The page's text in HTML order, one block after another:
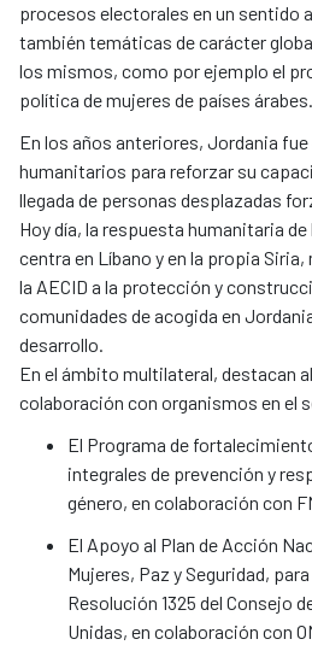
procesos electorales en un sentido
también temáticas de carácter
los mismos, como por ejemplo el
política de mujeres de países árabes.
En los años anteriores, Jordania
humanitarios para reforzar su
llegada de personas desplazadas
Hoy día, la respuesta humanitaria
centra en Líbano y en la propia
la AECID a la protección y
comunidades de acogida en
desarrollo.
​​​​​​​En el ámbito multilateral, destacan
colaboración con organismos en el
El Programa de
integrales de prevención y
género, en colaboración con
El Apoyo al Plan de Acción
Mujeres, Paz y Seguridad,
Resolución 1325 del Consejo
Unidas, en colaboración con